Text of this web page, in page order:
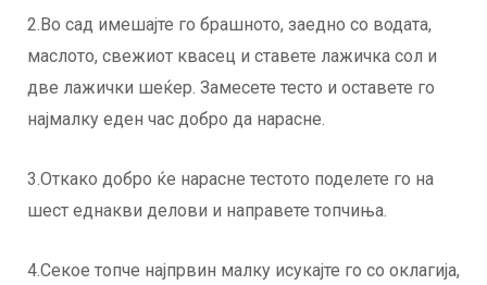
2.Во сад имешајте го брашното, заедно со водата,
маслото, свежиот квасец и ставете лажичка сол и
две лажички шеќер. Замесете тесто и оставете го
најмалку еден час добро да нарасне.
3.Откако добро ќе нарасне тестото поделете го на
шест еднакви делови и направете топчиња.
4.Секое топче најпрвин малку исукајте го со оклагија,